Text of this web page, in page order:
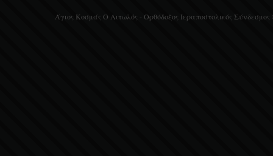
Άγιος Κοσμάς Ο Αιτωλός - Ορθόδοξος Ιεραποστολικός